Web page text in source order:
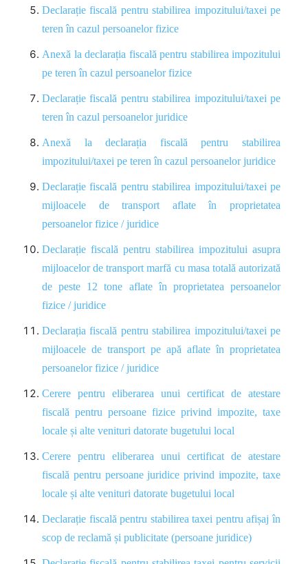
Declarație fiscală pentru stabilirea impozitului/taxei pe
teren în cazul persoanelor fizice
Anexă la declarația fiscală pentru stabilirea impozitului
pe teren în cazul persoanelor fizice
Declarație fiscală pentru stabilirea impozitului/taxei pe
teren în cazul persoanelor juridice
Anexă la declarația fiscală pentru stabilirea
impozitului/taxei pe teren în cazul persoanelor juridice
Declarație fiscală pentru stabilirea impozitului/taxei pe
mijloacele de transport aflate în proprietatea
persoanelor fizice / juridice
Declarație fiscală pentru stabilirea impozitului asupra
mijloacelor de transport marfă cu masa totală autorizată
de peste 12 tone aflate în proprietatea persoanelor
fizice / juridice
Declarația fiscală pentru stabilirea impozitului/taxei pe
mijloacele de transport pe apă aflate în proprietatea
persoanelor fizice / juridice
Cerere pentru eliberarea unui certificat de atestare
fiscală pentru persoane fizice privind impozite, taxe
locale și alte venituri datorate bugetului local
Cerere pentru eliberarea unui certificat de atestare
fiscală pentru persoane juridice privind impozite, taxe
locale și alte venituri datorate bugetului local
Declarație fiscală pentru stabilirea taxei pentru afișaj în
scop de reclamă și publicitate (persoane juridice)